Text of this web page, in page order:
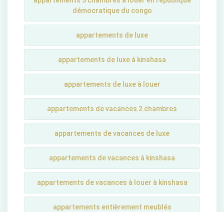
démocratique du congo
appartements de luxe
appartements de luxe à kinshasa
appartements de luxe à louer
appartements de vacances 2 chambres
appartements de vacances de luxe
appartements de vacances à kinshasa
appartements de vacances à louer à kinshasa
appartements entièrement meublés